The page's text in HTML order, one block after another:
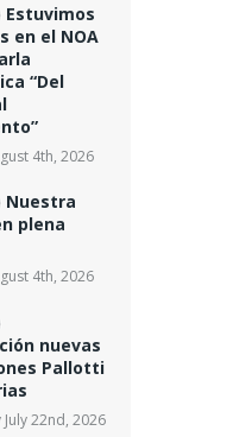
Estuvimos
en el NOA
“Del
4th, 2026
Nuestra
plena
4th, 2026
nuevas
Pallotti
22nd, 2026